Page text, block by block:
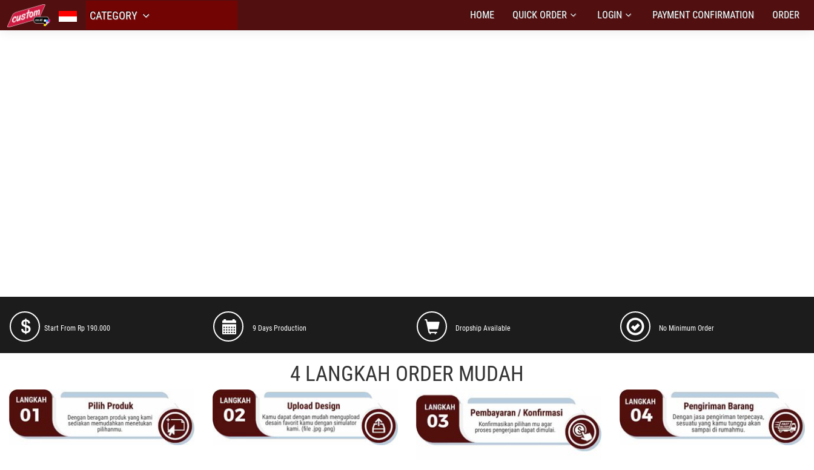
CATEGORY HOME QUICK ORDER LOGIN PAYMENT CONFIRMATION ORDER
Start From Rp 190.000 9 Days Production Dropship Available No Minimum Order
4 LANGKAH ORDER MUDAH